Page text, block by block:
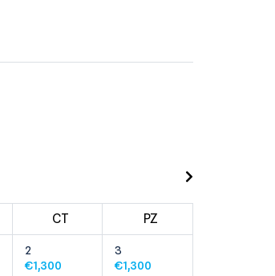
CT PZ
2
€1,300
3
€1,300